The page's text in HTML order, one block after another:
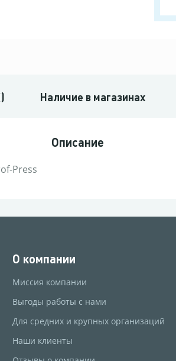
Наличие в магазинах
Press
Описание
О компании
Миссия компании
Выгоды работы с нами
Для средних и крупных организаций
Наши клиенты